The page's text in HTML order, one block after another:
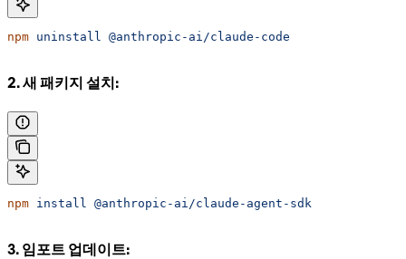
npm uninstall @anthropic-ai/claude-code
2. 새 패키지 설치:
npm install @anthropic-ai/claude-agent-sdk
3. 임포트 업데이트: